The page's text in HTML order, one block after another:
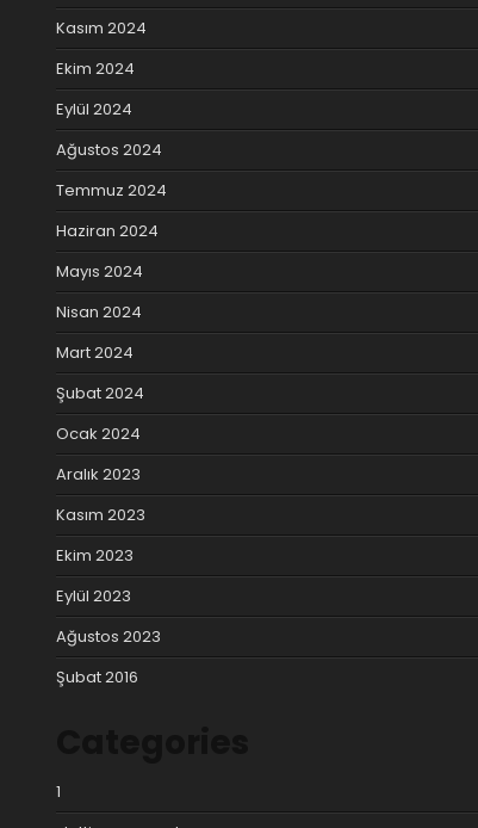
Kasım 2024
Ekim 2024
Eylül 2024
Ağustos 2024
Temmuz 2024
Haziran 2024
Mayıs 2024
Nisan 2024
Mart 2024
Şubat 2024
Ocak 2024
Aralık 2023
Kasım 2023
Ekim 2023
Eylül 2023
Ağustos 2023
Şubat 2016
1